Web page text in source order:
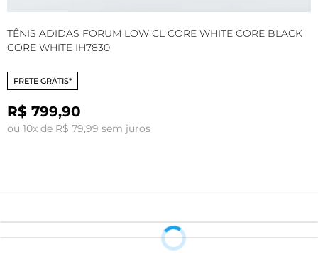
TÊNIS ADIDAS FORUM LOW CL CORE WHITE CORE BLACK
CORE WHITE IH7830
FRETE GRÁTIS*
R$ 799,90
ou 10x de R$ 79,99 sem juros